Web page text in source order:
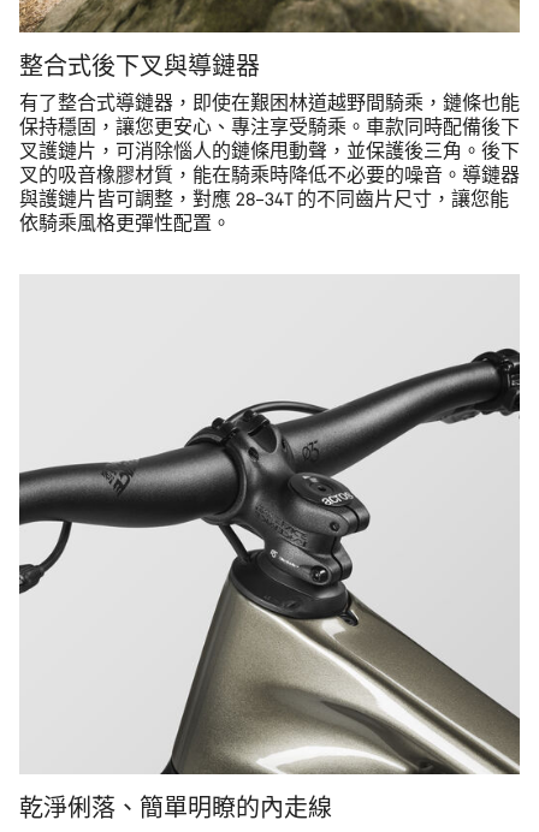
整合式後下叉與導鏈器
有了整合式導鏈器，即使在艱困林道越野間騎乘，鏈條也能
保持穩固，讓您更安心、專注享受騎乘。車款同時配備後下
叉護鏈片，可消除惱人的鏈條甩動聲，並保護後三角。後下
叉的吸音橡膠材質，能在騎乘時降低不必要的噪音。導鏈器
與護鏈片皆可調整，對應 28–34T 的不同齒片尺寸，讓您能
依騎乘風格更彈性配置。
乾淨俐落、簡單明瞭的內走線